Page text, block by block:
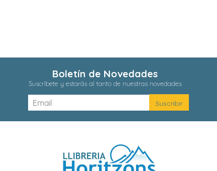
Boletín de Novedades
Suscríbete y estarás al tanto de nuestras novedades